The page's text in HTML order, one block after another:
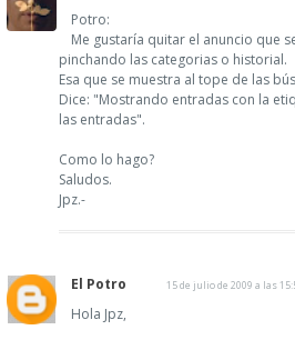
Potro:
Me gustaría quitar el anuncio que
pinchando las categorias o historial.
Esa que se muestra al tope de las
Dice: "Mostrando entradas con la
las entradas".
Como lo hago?
Saludos.
Jpz.-
El Potro 15 de julio de 2009 a las
Hola Jpz,